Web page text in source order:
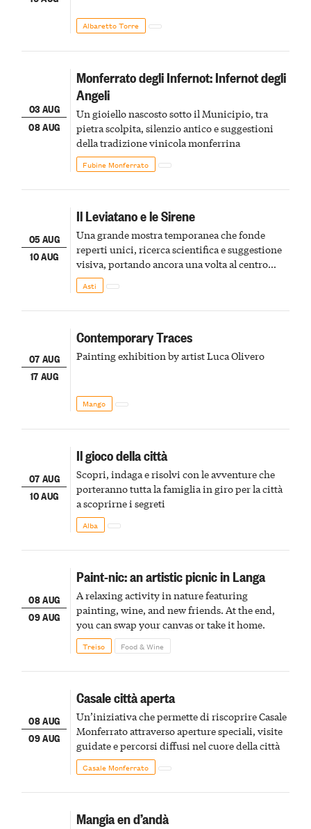
Albaretto Torre
03 AUG
08 AUG
Monferrato degli Infernot: Infernot degli
Angeli
Un gioiello nascosto sotto il Municipio, tra
pietra scolpita, silenzio antico e suggestioni
della tradizione vinicola monferrina
Fubine Monferrato
05 AUG
10 AUG
Il Leviatano e le Sirene
Una grande mostra temporanea che fonde
reperti unici, ricerca scientifica e suggestione
visiva, portando ancora una volta al centro
della scena le meraviglie del passato astigiano
Asti
07 AUG
17 AUG
Contemporary Traces
Painting exhibition by artist Luca Olivero
Mango
07 AUG
10 AUG
Il gioco della città
Scopri, indaga e risolvi con le avventure che
porteranno tutta la famiglia in giro per la città
a scoprirne i segreti
Alba
08 AUG
09 AUG
Paint-nic: an artistic picnic in Langa
A relaxing activity in nature featuring
painting, wine, and new friends. At the end,
you can swap your canvas or take it home.
Treiso Food & Wine
08 AUG
09 AUG
Casale città aperta
Un’iniziativa che permette di riscoprire Casale
Monferrato attraverso aperture speciali, visite
guidate e percorsi diffusi nel cuore della città
Casale Monferrato
Mangia en d’andà